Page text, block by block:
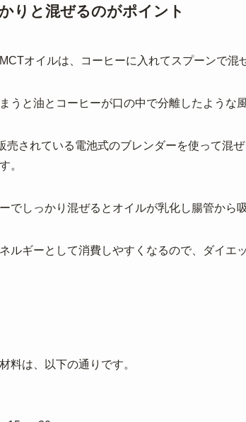
りと混ぜるのがポイント
オイルは、コーヒーに入れてスプーンで混
うと油とコーヒーが口の中で分離したような
売されている電池式のブレンダーを使って混
。
でしっかり混ぜるとオイルが乳化し腸管から
ルギーとして消費しやすくなるので、ダイエ
料は、以下の通りです。